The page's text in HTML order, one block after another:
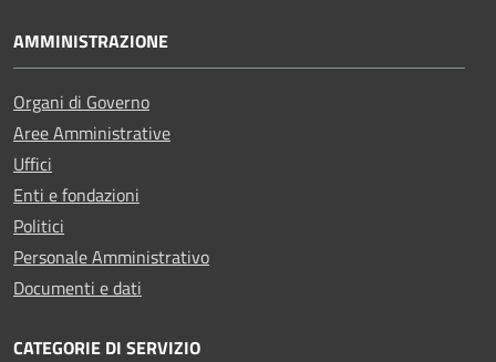
AMMINISTRAZIONE
Organi di Governo
Aree Amministrative
Uffici
Enti e fondazioni
Politici
Personale Amministrativo
Documenti e dati
CATEGORIE DI SERVIZIO